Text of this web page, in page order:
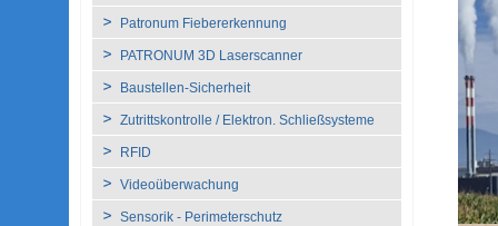
Patronum Fiebererkennung
PATRONUM 3D Laserscanner
Baustellen-Sicherheit
Zutrittskontrolle / Elektron. Schließsysteme
RFID
Videoüberwachung
Sensorik - Perimeterschutz